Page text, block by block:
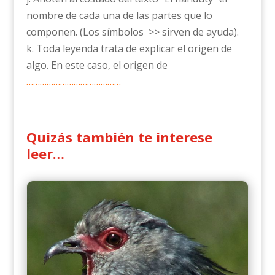
nombre de cada una de las partes que lo
componen. (Los símbolos >> sirven de ayuda).
k. Toda leyenda trata de explicar el origen de
algo. En este caso, el origen de
……………………………………
Quizás también te interese
leer…